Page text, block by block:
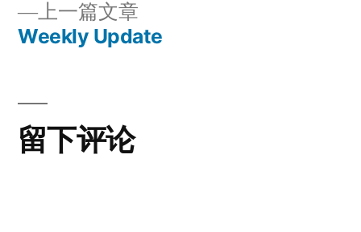
导
上一篇文章
一
Weekly Update
留下评论